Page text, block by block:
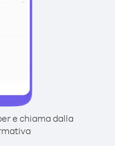
e chiama dalla